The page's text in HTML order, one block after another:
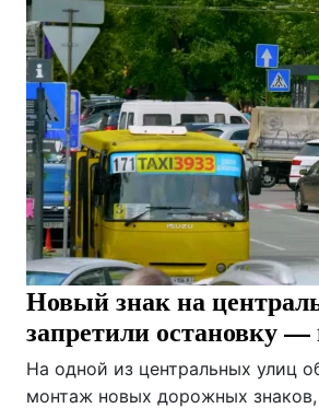
Новый знак на
запретили остановку
На одной из центральных улиц
монтаж новых дорожных